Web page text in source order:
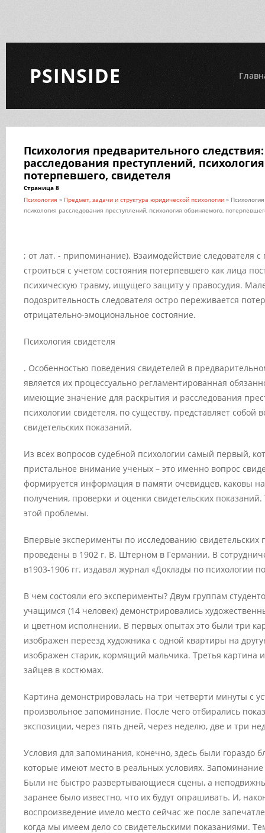
PSINSIDE
Психология предварительного
расследования преступлений,
потерпевшего, свидетеля
Страница 8
Психология » Предмет, задачи и структура юридической психологии »
психология расследования преступлений, психология обвиняемого,
; от лат. - припоминание). Взаимодействие следователя
строиться с учетом состояния потерпевшего как лица
психическую травму, ищущего защиту у правосудия.
подозрительность следователя остро переживается
отрицательно-эмоциональное состояние.
Психология свидетеля
. Особенностью поведения свидетелей в
является их процессуально регламентированная
имеющие значение для раскрытия и расследования
психологии свидетеля, по существу, представляет собой
свидетельских показаний.
Из всех вопросов судебной психологии самый первый,
пристальное внимание ученых – это именно вопрос
формируется информация в памяти очевидцев, каковы
получения, проверки и оценки свидетельских
этой проблемы.
Впервые эксперименты по исследованию свидетельских
проведены в 1902 г. В. Штерном в Германии. В
в1903-1906 гг. издавал журнал «Доклады по психологии
В чем состояли его эксперименты? Двум группам
учащимся (14 человек) демонстрировались
и цветном исполнении. В первых опытах это были три
изображен переезд художника с одной квартиры на
изображен старик, кормящий мальчика. Третья картина
зайцев в костюмах.
Картина демонстрировалась на три четверти минуты с
произвольное запоминание. После чего отбирались
экспозиции, через пять дней, через неделю, две и три
Условия для запоминания, конечно, здесь были гораздо
которые имеют место в реальных условиях.
Были не быстро развертывающиеся сцены, а
заранее было известно, что их будут опрашивать. И,
воспроизведение имело место сейчас же после
когда мы имеем дело со свидетельскими показаниями.